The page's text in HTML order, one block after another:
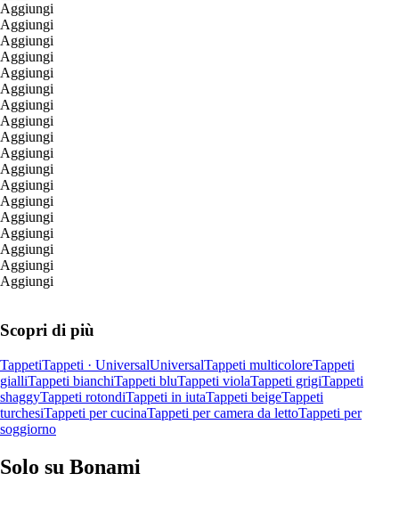
Aggiungi
Aggiungi
Aggiungi
Aggiungi
Aggiungi
Aggiungi
Aggiungi
Aggiungi
Aggiungi
Aggiungi
Aggiungi
Aggiungi
Aggiungi
Aggiungi
Aggiungi
Aggiungi
Aggiungi
Aggiungi
Scopri di più
TappetiTappeti · UniversalUniversalTappeti multicoloreTappeti
gialliTappeti bianchiTappeti bluTappeti violaTappeti grigiTappeti
shaggyTappeti rotondiTappeti in iutaTappeti beigeTappeti
turchesiTappeti per cucinaTappeti per camera da lettoTappeti per
soggiorno
Solo su Bonami